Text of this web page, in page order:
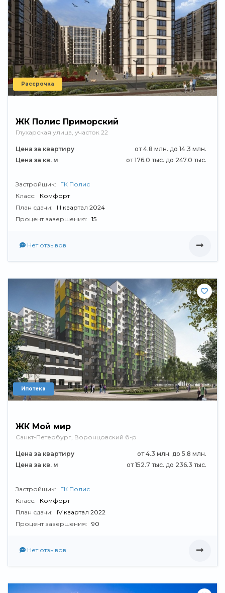
Рассрочка
ЖК Полис Приморский
Глухарская улица, участок 22
Цена за квартиру
от 4.8 млн. до 14.3 млн.
Цена за кв. м
от 176.0 тыс. до 247.0 тыс.
Застройщик:
ГК Полис
Класс:
Комфорт
План сдачи:
III квартал 2024
Процент завершения: 15
Нет отзывов
Ипотека
ЖК Мой мир
Санкт-Петербург, Воронцовский б-р
Цена за квартиру
от 4.3 млн. до 5.8 млн.
Цена за кв. м
от 152.7 тыс. до 236.3 тыс.
Застройщик:
ГК Полис
Класс:
Комфорт
План сдачи:
IV квартал 2022
Процент завершения: 90
Нет отзывов